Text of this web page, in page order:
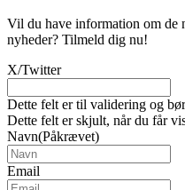
Vil du have information om de
nyheder? Tilmeld dig nu!
X/Twitter
Dette felt er til validering og
Dette felt er skjult, når du får
Navn(Påkrævet)
Email